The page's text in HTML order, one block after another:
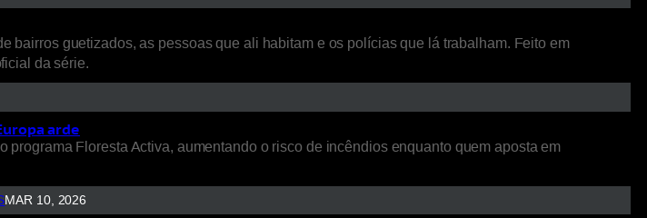
bairros guetizados, as pessoas que ali habitam e os polícias que lá trabalham. Feito em
da série.
arde
Floresta Activa, aumentando o risco de incêndios enquanto quem aposta em
MAR 10, 2026